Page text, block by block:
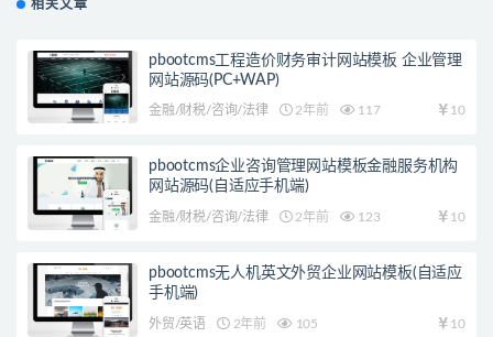
相关文章
pbootcms工程造价财务审计网站模板 企业管理
网站源码(PC+WAP)
金融/财税/咨询/法律 2年前 117 10
pbootcms企业咨询管理网站模板金融服务机构
网站源码(自适应手机端)
金融/财税/咨询/法律 2年前 123 10
pbootcms无人机英文外贸企业网站模板(自适应
手机端)
外贸/英语 2年前 105 10